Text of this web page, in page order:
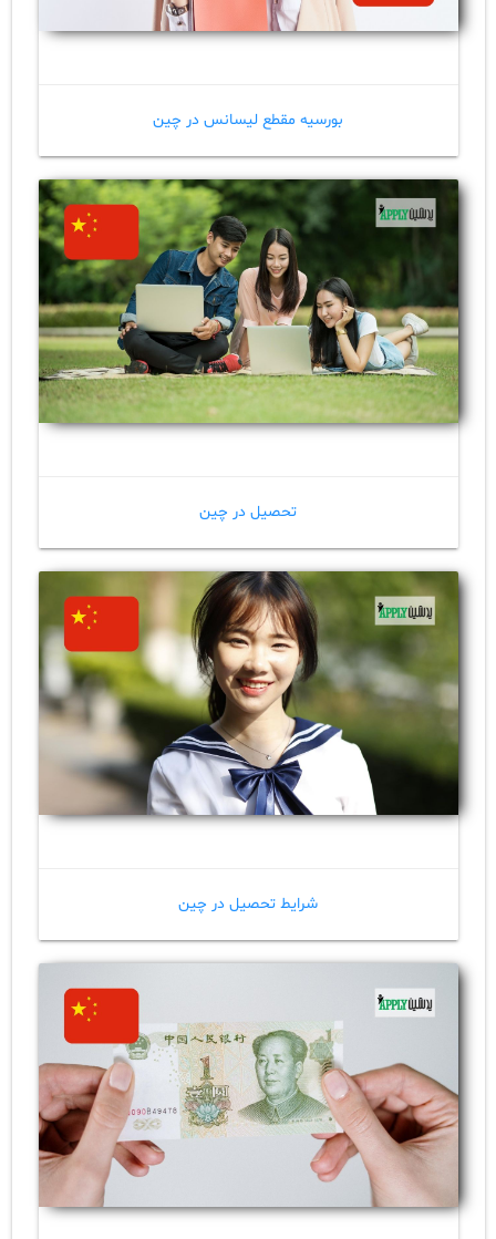
بورسیه مقطع لیسانس در چین
تحصیل در چین
شرایط تحصیل در چین